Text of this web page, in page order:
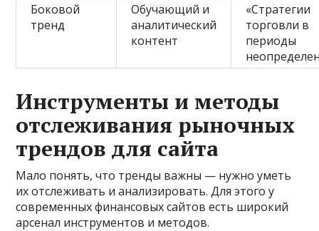
Боковой
тренд
Обучающий и
аналитический
контент
«Стратегии
торговли в
периоды
Инструменты и методы
отслеживания рыночных
трендов для сайта
Мало понять, что тренды важны — нужно уметь
их отслеживать и анализировать. Для этого у
современных финансовых сайтов есть широкий
арсенал инструментов и методов.